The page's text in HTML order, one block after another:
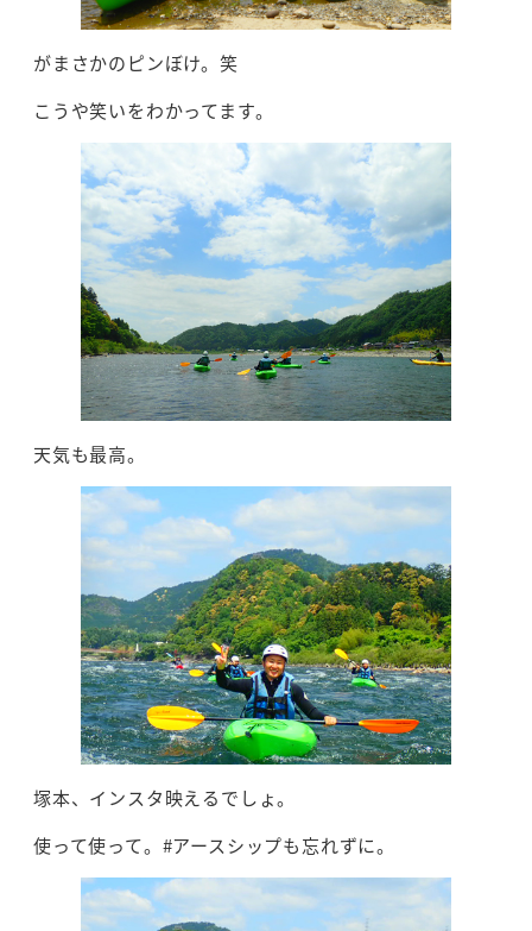
がまさかのピンぼけ。笑
こうや笑いをわかってます。
天気も最高。
塚本、インスタ映えるでしょ。
使って使って。#アースシップも忘れずに。